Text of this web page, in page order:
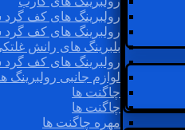
رولبرینگ های کف گرد
رولبرینگ های کف
بلبرینگ های رانش
رولبرینگ های کف
لوازم جانبی رولبرینگ
چاگنت ها
چاگنت ها
مهره چاگنت ها